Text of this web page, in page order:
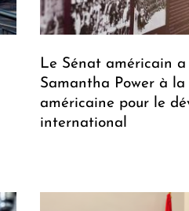
Le Sénat américain
Samantha Power à
américaine pour le
international